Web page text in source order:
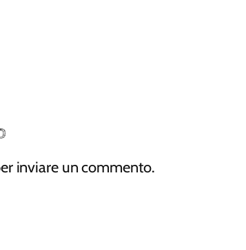
inviare un commento.